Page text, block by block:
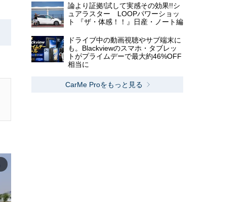
論より証拠!試して実感その効果!!シ
ュアラスター LOOPパワーショッ
ト 『ザ・体感！！』日産・ノート編
ドライブ中の動画視聴やサブ端末に
も。Blackviewのスマホ・タブレッ
トがプライムデーで最大約46%OFF
相当に
CarMe Proをもっと見る